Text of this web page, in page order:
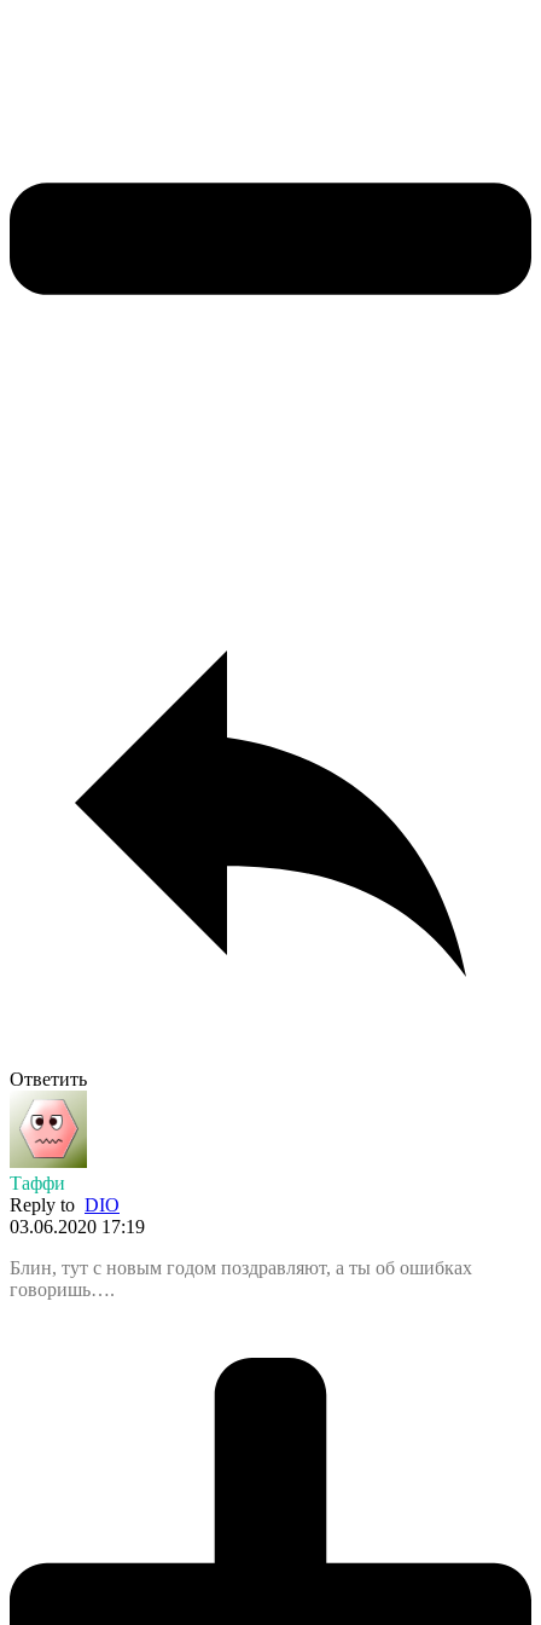
Ответить
Таффи
Reply to DIO
03.06.2020 17:19
Блин, тут с новым годом поздравляют, а ты об ошибках
говоришь….